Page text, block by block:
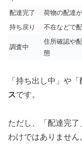
配達完了
荷物の配達
持ち戻り
不在などで
調査中
住所確認や
態
「持ち出し中」や「
スです。
ただし、「配達完
わけではありません